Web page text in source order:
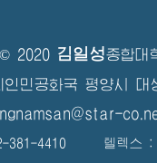
© 2020 김일성종합대
인민공화국 평양시 대
381-4410 텔렉스 :